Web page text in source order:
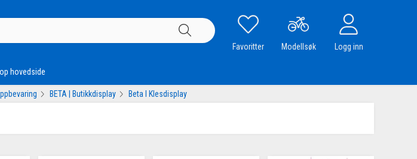
Favoritter Modellsøk Logg inn
hovedside
BETA | Butikkdisplay Beta I Klesdisplay